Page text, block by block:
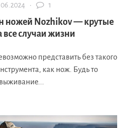
· 1
ножей Nozhikov — крутые
случаи жизни
представить без такого
как нож. Будь то
выживание...